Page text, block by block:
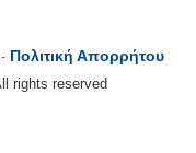
- Πολιτική Απορρήτου
rights reserved